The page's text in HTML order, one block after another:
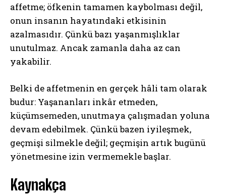
affetme; öfkenin tamamen kaybolması değil,
onun insanın hayatındaki etkisinin
azalmasıdır. Çünkü bazı yaşanmışlıklar
unutulmaz. Ancak zamanla daha az can
yakabilir.
Belki de affetmenin en gerçek hâli tam olarak
budur: Yaşananları inkâr etmeden,
küçümsemeden, unutmaya çalışmadan yoluna
devam edebilmek. Çünkü bazen iyileşmek,
geçmişi silmekle değil; geçmişin artık bugünü
yönetmesine izin vermemekle başlar.
Kaynakça